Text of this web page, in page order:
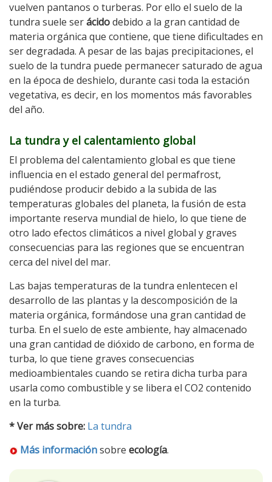
vuelven pantanos o turberas. Por ello el suelo de la
tundra suele serácidodebido a la gran cantidad de
materia orgánica que contiene, que tiene dificultades en
ser degradada. A pesar de las bajas precipitaciones, el
suelo de la tundra puede permanecer saturado de agua
en la época de deshielo, durante casi toda la estación
vegetativa, es decir, en los momentos más favorables
del año.
La tundra y el calentamiento global
El problema del calentamiento global es que tiene
influencia en el estado general del permafrost,
pudiéndose producir debido a la subida de las
temperaturas globales del planeta, la fusión de esta
importante reserva mundial de hielo, lo que tiene de
otro lado efectos climáticos a nivel global y graves
consecuencias para las regiones que se encuentran
cerca del nivel del mar.
Las bajas temperaturas de la tundra enlentecen el
desarrollo de las plantas y la descomposición de la
materia orgánica, formándose una gran cantidad de
turba. En el suelo de este ambiente, hay almacenado
una gran cantidad de dióxido de carbono, en forma de
turba, lo que tiene graves consecuencias
medioambientales cuando se retira dicha turba para
usarla como combustible y se libera el CO2 contenido
en la turba.
* Ver más sobre: La tundra
Más informaciónsobre ecología.